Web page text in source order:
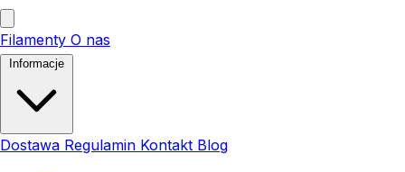
Filamenty O nas
Dostawa Regulamin Kontakt Blog